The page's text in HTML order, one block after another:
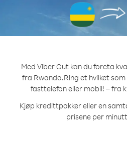
Med Viber Out kan du foreta
fra Rwanda.Ring et hvilket
fasttelefon eller mobil! – fra
Kjøp kredittpakker eller en
prisene per